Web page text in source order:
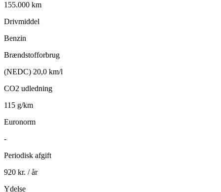
155.000 km
Drivmiddel
Benzin
Brændstofforbrug
(NEDC) 20,0 km/l
CO2 udledning
115 g/km
Euronorm
-
Periodisk afgift
920 kr. / år
Ydelse